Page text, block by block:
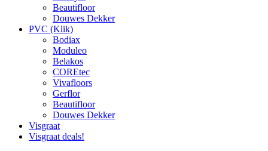
Beautifloor
Douwes Dekker
PVC (Klik)
Bodiax
Moduleo
Belakos
COREtec
Vivafloors
Gerflor
Beautifloor
Douwes Dekker
Visgraat
Visgraat deals!